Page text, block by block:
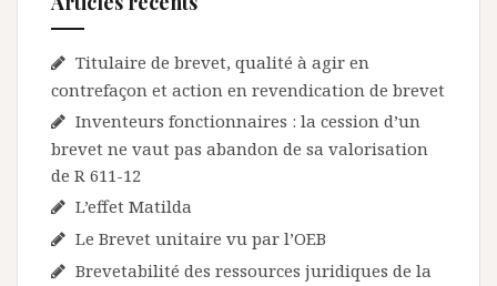
Titulaire de brevet, qualité à agir en
contrefaçon et action en revendication de brevet
Inventeurs fonctionnaires : la cession d’un
brevet ne vaut pas abandon de sa valorisation
de R 611-12
L’effet Matilda
Le Brevet unitaire vu par l’OEB
Brevetabilité des ressources juridiques de la